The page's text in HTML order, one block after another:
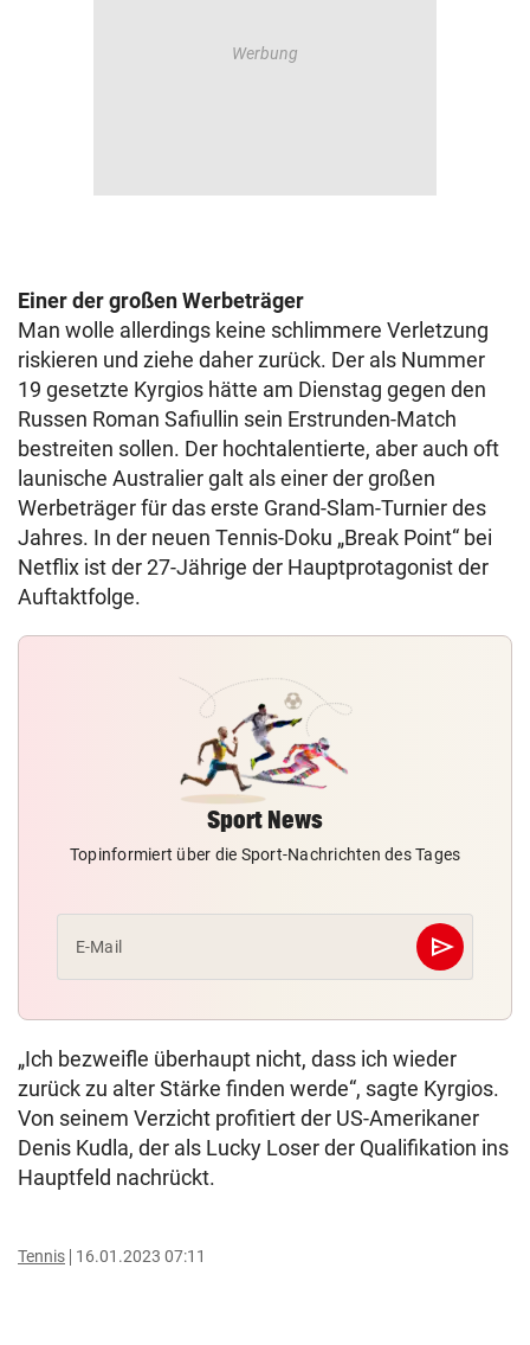
Einer der großen Werbeträger
Man wolle allerdings keine schlimmere Verletzung
riskieren und ziehe daher zurück. Der als Nummer
19 gesetzte Kyrgios hätte am Dienstag gegen den
Russen Roman Safiullin sein Erstrunden-Match
bestreiten sollen. Der hochtalentierte, aber auch oft
launische Australier galt als einer der großen
Werbeträger für das erste Grand-Slam-Turnier des
Jahres. In der neuen Tennis-Doku „Break Point“ bei
Netflix ist der 27-Jährige der Hauptprotagonist der
Auftaktfolge.
Sport News
Topinformiert über die Sport-Nachrichten des Tages
E-Mail send
Abschicken
„Ich bezweifle überhaupt nicht, dass ich wieder
zurück zu alter Stärke finden werde“, sagte Kyrgios.
Von seinem Verzicht profitiert der US-Amerikaner
Denis Kudla, der als Lucky Loser der Qualifikation ins
Hauptfeld nachrückt.
Tennis 16.01.2023 07:11